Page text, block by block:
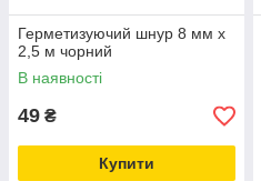
Герметизуючий шнур 8 мм х
2,5 м чорний
В наявності
49 ₴
Купити